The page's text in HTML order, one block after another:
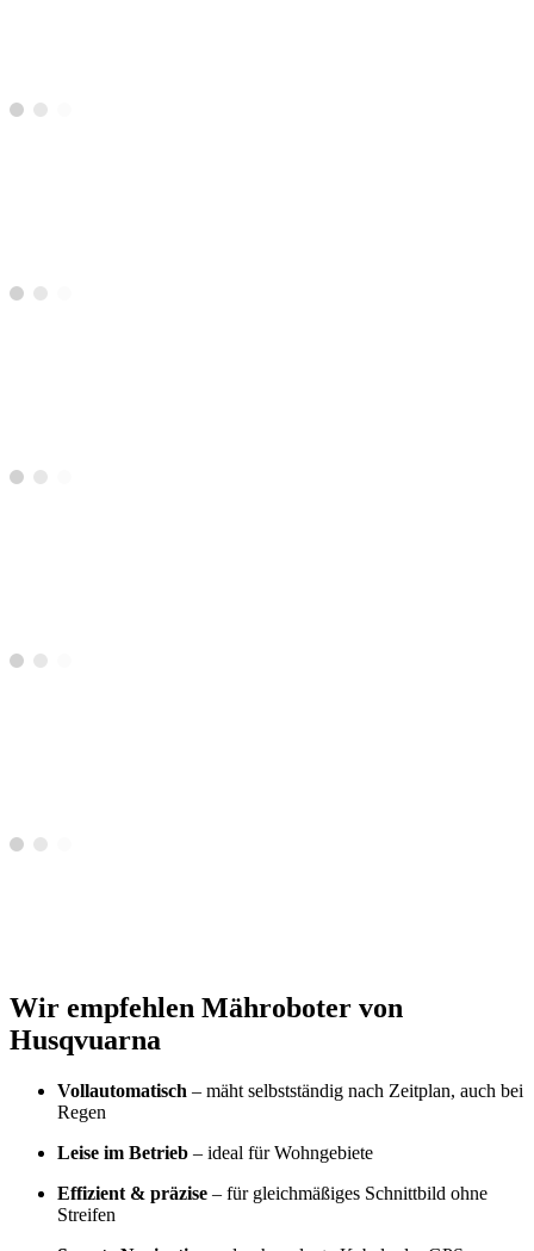
Wir empfehlen Mähroboter von
Husqvuarna
Vollautomatisch – mäht selbstständig nach Zeitplan, auch bei
Regen
Leise im Betrieb – ideal für Wohngebiete
Effizient & präzise – für gleichmäßiges Schnittbild ohne
Streifen